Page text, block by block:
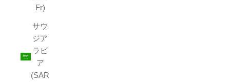
Fr)
サウ
ジア
ラビ
ア
(SAR